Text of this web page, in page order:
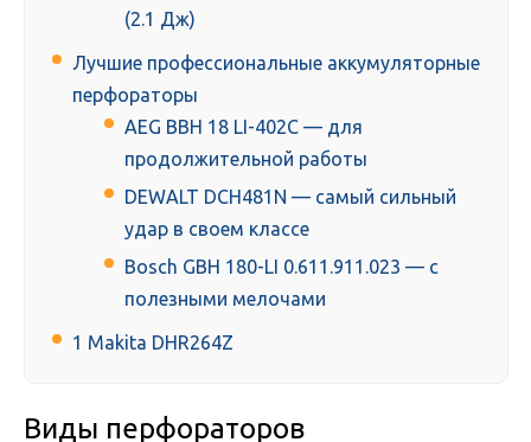
(2.1 Дж)
Лучшие профессиональные аккумуляторные
перфораторы
AEG BBH 18 LI-402C — для
продолжительной работы
DEWALT DCH481N — самый сильный
удар в своем классе
Bosch GBH 180-LI 0.611.911.023 — с
полезными мелочами
1 Makita DHR264Z
Виды перфораторов